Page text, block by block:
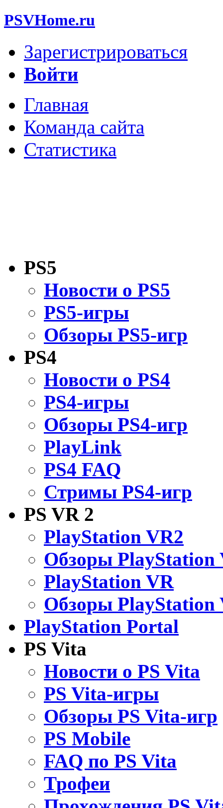
PSVHome.ru
Зарегистрироваться
Войти
Главная
Команда сайта
Статистика
PS5
Новости о PS5
PS5-игры
Обзоры PS5-игр
PS4
Новости о PS4
PS4-игры
Обзоры PS4-игр
PlayLink
PS4 FAQ
Стримы PS4-игр
PS VR 2
PlayStation VR2
Обзоры PlayStation
PlayStation VR
Обзоры PlayStation
PlayStation Portal
PS Vita
Новости о PS Vita
PS Vita-игры
Обзоры PS Vita-игр
PS Mobile
FAQ по PS Vita
Трофеи